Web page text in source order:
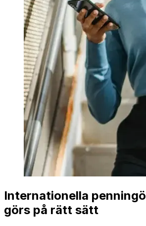
Internationella
görs på rätt sätt